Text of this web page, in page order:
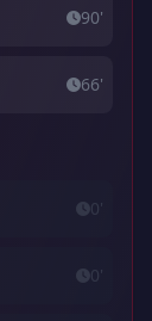
90'
66'
0'
0'